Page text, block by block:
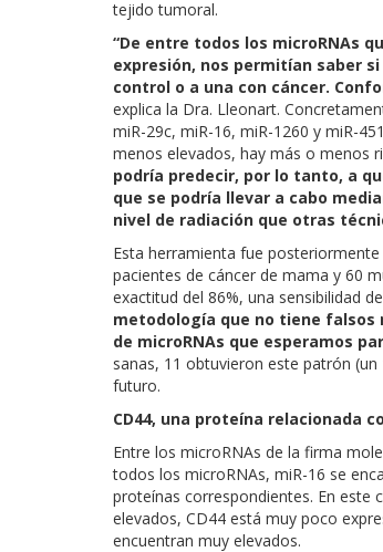
tejido tumoral.
“De entre todos los microRNAs
expresión, nos permitían saber
control o a una con cáncer.
explica la Dra. Lleonart.
miR-29c, miR-16, miR-1260 y miR-
menos elevados, hay más o menos
podría predecir, por lo tanto, a
que se podría llevar a cabo
nivel de radiación que otras
Esta herramienta fue
pacientes de cáncer de mama y 60
exactitud del 86%, una sensibilidad
metodología que no tiene falsos
de microRNAs que esperamos
sanas, 11 obtuvieron este patrón
futuro.
CD44, una proteína relacionada
Entre los microRNAs de la firma
todos los microRNAs, miR-16 se
proteínas correspondientes. En este
elevados, CD44 está muy poco
encuentran muy elevados.